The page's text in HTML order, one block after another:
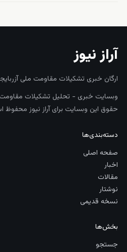
آراز نیوز
ارگان خبری تشکیلات مقاومت ملی
وبسایت خبری - تحلیل تشکیلات مقاومت
حقوق این وبسایت برای آراز نیوز محفوظ
دسته‌بندی‌ها
صفحه اصلی
اخبار
مقالات
نوشتار
نسخه قدیمی
بخش‌ها
جستجو